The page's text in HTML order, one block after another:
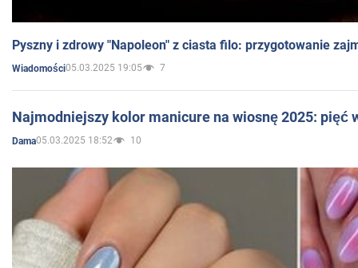
Pyszny i zdrowy "Napoleon" z ciasta filo: przygotowanie
Wiadomości05.03.2025 19:05 7
Najmodniejszy kolor manicure na wiosnę 2025: pięć
Dama05.03.2025 18:52 10